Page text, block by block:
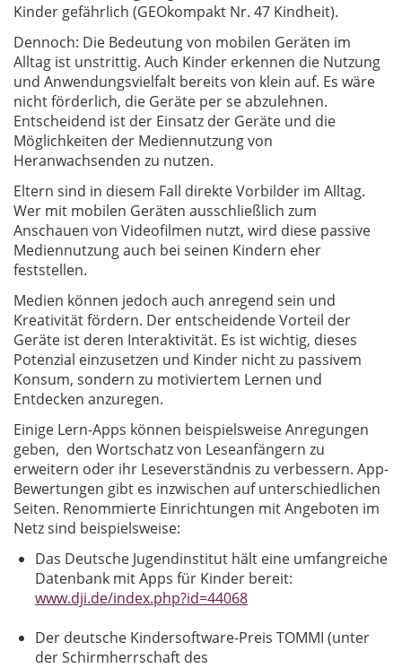
Kinder gefährlich (GEOkompakt Nr. 47 Kindheit).
Dennoch: Die Bedeutung von mobilen Geräten im
Alltag ist unstrittig. Auch Kinder erkennen die Nutzung
und Anwendungsvielfalt bereits von klein auf. Es wäre
nicht förderlich, die Geräte per se abzulehnen.
Entscheidend ist der Einsatz der Geräte und die
Möglichkeiten der Mediennutzung von
Heranwachsenden zu nutzen.
Eltern sind in diesem Fall direkte Vorbilder im Alltag.
Wer mit mobilen Geräten ausschließlich zum
Anschauen von Videofilmen nutzt, wird diese passive
Mediennutzung auch bei seinen Kindern eher
feststellen.
Medien können jedoch auch anregend sein und
Kreativität fördern. Der entscheidende Vorteil der
Geräte ist deren Interaktivität. Es ist wichtig, dieses
Potenzial einzusetzen und Kinder nicht zu passivem
Konsum, sondern zu motiviertem Lernen und
Entdecken anzuregen.
Einige Lern-Apps können beispielsweise Anregungen
geben, den Wortschatz von Leseanfängern zu
erweitern oder ihr Leseverständnis zu verbessern. App-
Bewertungen gibt es inzwischen auf unterschiedlichen
Seiten. Renommierte Einrichtungen mit Angeboten im
Netz sind beispielsweise:
Das Deutsche Jugendinstitut hält eine umfangreiche
Datenbank mit Apps für Kinder bereit:
www.dji.de/index.php?id=44068
Der deutsche Kindersoftware-Preis TOMMI (unter
der Schirmherrschaft des